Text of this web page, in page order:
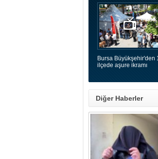
Bursa Büyükşehir'den
ilçede aşure ikramı
Diğer Haberler